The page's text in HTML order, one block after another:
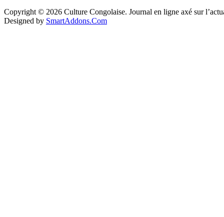
Copyright © 2026 Culture Congolaise. Journal en ligne axé sur
Designed by SmartAddons.Com